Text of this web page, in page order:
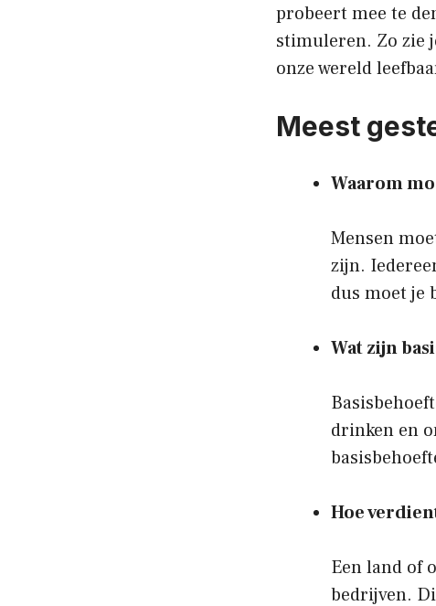
probeert mee te
stimuleren. Zo zie
onze wereld
Meest
Waarom
Mensen
zijn.
dus moet je
Wat zijn
drinken en
Hoe
Een land of
bedrijven.